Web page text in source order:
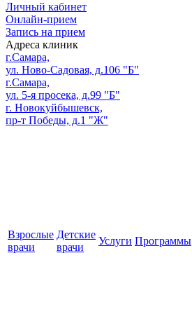
Личный кабинет
Онлайн-прием
Запись на прием
Адреса клиник
г.Самара,
ул. Ново-Садовая, д.106 "Б"
г.Самара,
ул. 5-я просека, д.99 "Б"
г. Новокуйбышевск,
пр-т Победы, д.1 "Ж"
Взрослые
врачи
Детские
врачи
Услуги Программы